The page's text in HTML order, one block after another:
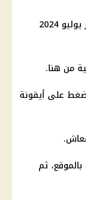
يمكن لأصحاب المعاشات معرفة معاشات شهر يوليو 2024
من هنا.
على أيقونة
ثم